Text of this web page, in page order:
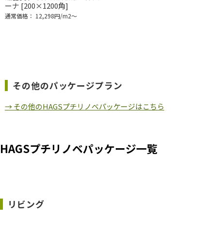
ーナ [200×1200角]
通常価格： 12,298円/m2〜
その他のパッケージプラン
→ その他のHAGSプチリノベパッケージはこちら
HAGSプチリノベパッケージ一覧
リビング